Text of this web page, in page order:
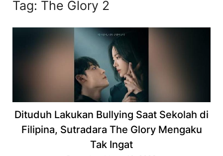
Tag: The Glory 2
Dituduh Lakukan Bullying Saat Sekolah di
Filipina, Sutradara The Glory Mengaku
Tak Ingat